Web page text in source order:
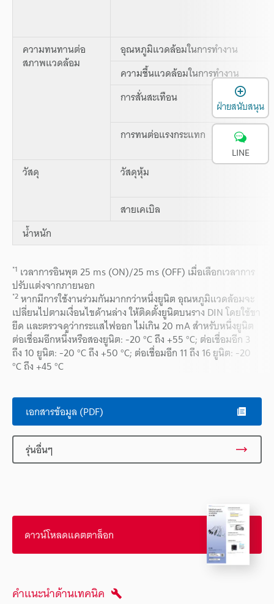
ความทนทานต่อ
สภาพแวดล้อม
อุณหภูมิแวดล้อมในการทำงาน
ความชื้นแวดล้อมในการทำงาน
การสั่นสะเทือน
การทนต่อแรงกระแทก
วัสดุ วัสดุหุ้ม
สายเคเบิล
น้ำหนัก
*1 เวลาการอินพุต 25 ms (ON)/25 ms (OFF) เมื่อเลือกเวลาการ
ปรับแต่งจากภายนอก
*2หากมีการใช้งานร่วมกันมากกว่าหนึ่งยูนิต อุณหภูมิแวดล้อมจะ
เปลี่ยนไปตามเงื่อนไขด้านล่าง ให้ติดตั้งยูนิตบนราง DIN โดยใช้ขา
ยึด และตรวจดูว่ากระแสไฟออก ไม่เกิน 20 mA สำหรับหนึ่งยูนิต
ต่อเชื่อมอีกหนึ่งหรือสองยูนิต: -20 °C ถึง +55 °C; ต่อเชื่อมอีก 3
ถึง 10 ยูนิต: -20 °C ถึง +50 °C; ต่อเชื่อมอีก 11 ถึง 16 ยูนิต: -20
°C ถึง +45 °C
เอกสารข้อมูล (PDF)
รุ่นอื่นๆ
ดาวน์โหลดแคตตาล็อก
คำแนะนำด้านเทคนิค
ฝ่ายสนับสนุน
LINE